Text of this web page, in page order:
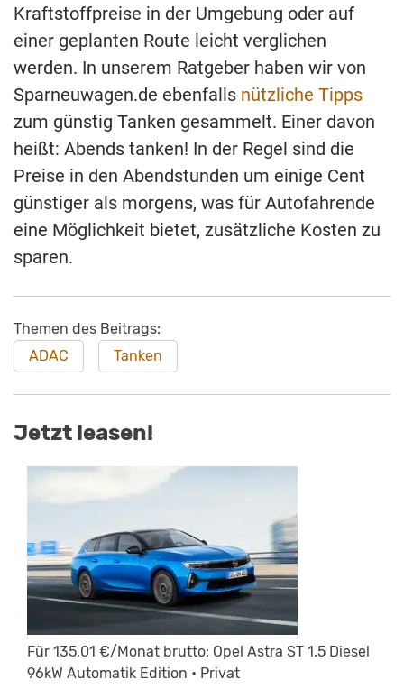
Kraftstoffpreise in der Umgebung oder auf
einer geplanten Route leicht verglichen
werden. In unserem Ratgeber haben wir von
Sparneuwagen.de ebenfalls nützliche Tipps
zum günstig Tanken gesammelt. Einer davon
heißt: Abends tanken! In der Regel sind die
Preise in den Abendstunden um einige Cent
günstiger als morgens, was für Autofahrende
eine Möglichkeit bietet, zusätzliche Kosten zu
sparen.
Themen des Beitrags:
ADAC
Tanken
Jetzt leasen!
Für 135,01 €/Monat brutto: Opel Astra ST 1.5 Diesel
96kW Automatik Edition • Privat